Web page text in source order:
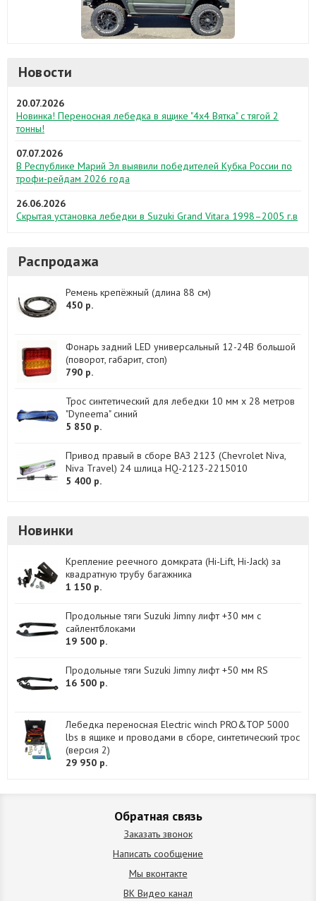
Новости
20.07.2026
Новинка! Переносная лебедка в ящике "4х4 Вятка" с тягой 2
тонны!
07.07.2026
В Республике Марий Эл выявили победителей Кубка России по
трофи-рейдам 2026 года
26.06.2026
Скрытая установка лебедки в Suzuki Grand Vitara 1998–2005 г.в
Распродажа
Ремень крепёжный (длина 88 см)
450 р.
Фонарь задний LED универсальный 12-24В большой
(поворот, габарит, стоп)
790 р.
Трос синтетический для лебедки 10 мм x 28 метров
"Dyneema" синий
5 850 р.
Привод правый в сборе ВАЗ 2123 (Chevrolet Niva,
Niva Travel) 24 шлица HQ-2123-2215010
5 400 р.
Новинки
Крепление реечного домкрата (Hi-Lift, Hi-Jack) за
квадратную трубу багажника
1 150 р.
Продольные тяги Suzuki Jimny лифт +30 мм с
сайлентблоками
19 500 р.
Продольные тяги Suzuki Jimny лифт +50 мм RS
16 500 р.
Лебедка переносная Electric winch PRO&TOP 5000
lbs в ящике и проводами в сборе, синтетический трос
(версия 2)
29 950 р.
Обратная связь
Заказать звонок
Написать сообщение
Мы вконтакте
ВК Видео канал